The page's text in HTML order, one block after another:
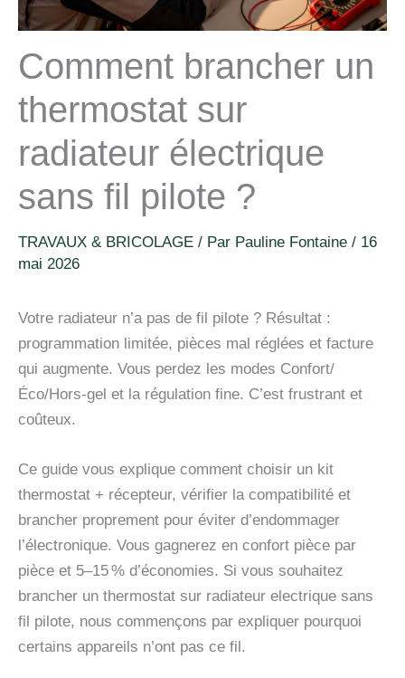
Comment brancher un
thermostat sur
radiateur électrique
sans fil pilote ?
TRAVAUX & BRICOLAGE / Par Pauline Fontaine / 16
mai 2026
Votre radiateur n’a pas de fil pilote ? Résultat :
programmation limitée, pièces mal réglées et facture
qui augmente. Vous perdez les modes Confort/
Éco/Hors‑gel et la régulation fine. C’est frustrant et
coûteux.
Ce guide vous explique comment choisir un kit
thermostat + récepteur, vérifier la compatibilité et
brancher proprement pour éviter d’endommager
l’électronique. Vous gagnerez en confort pièce par
pièce et 5–15 % d’économies. Si vous souhaitez
brancher un thermostat sur radiateur electrique sans
fil pilote, nous commençons par expliquer pourquoi
certains appareils n’ont pas ce fil.